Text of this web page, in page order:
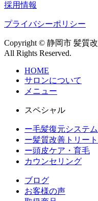
採用情報
プライバシーポリシー
Copyright © 静岡市 髪質
All Rights Reserved.
HOME
サロンについて
メニュー
スペシャル
ー毛髪復元システム
ー髪質改善トリー
ー頭皮ケア・育毛
カウンセリング
ブログ
お客様の声